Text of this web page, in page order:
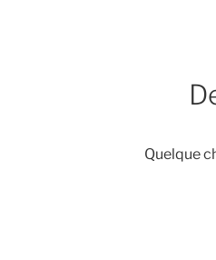
Quelque